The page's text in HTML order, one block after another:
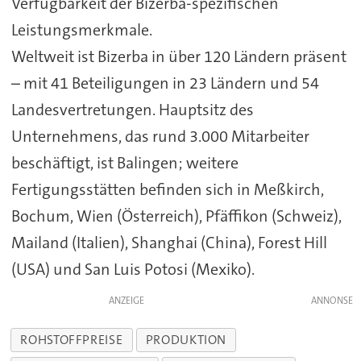
Leistungsmerkmale.
Weltweit ist Bizerba in über 120 Ländern präsent
– mit 41 Beteiligungen in 23 Ländern und 54
Landesvertretungen. Hauptsitz des
Unternehmens, das rund 3.000 Mitarbeiter
beschäftigt, ist Balingen; weitere
Fertigungsstätten befinden sich in Meßkirch,
Bochum, Wien (Österreich), Pfäffikon (Schweiz),
Mailand (Italien), Shanghai (China), Forest Hill
(USA) und San Luis Potosi (Mexiko).
ANZEIGE
ROHSTOFFPREISE
PRODUKTION